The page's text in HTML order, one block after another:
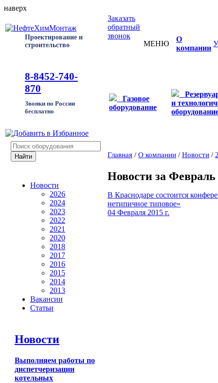
наверх
Проектирование и
строительство
8-8452-740-
870
Звонки по России
бесплатно
Заказать
обратный
звонок
МЕНЮ
О
компании
Газовое
оборудование
и
Новости
2026
2024
2023
2022
2021
2020
2018
2017
2016
2015
2014
2013
Вакансии
Статьи
Новости
Выполняем работы по
диспетчеризации
котельных
Главная / О компании / Новости /
Новости за Февраль
В Краснодаре состоится
нетипичное типовое»
04 Февраля 2015 г.